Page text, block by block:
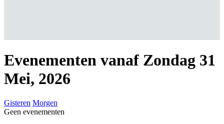
Evenementen vanaf Zondag 31
Mei, 2026
Gisteren Morgen
Geen evenementen